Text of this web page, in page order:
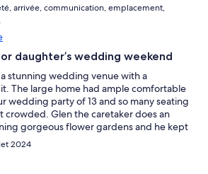
arrivée, communication, emplacement,
daughter’s wedding weekend
stunning wedding venue with a
The large home had ample comfortable
wedding party of 13 and so many seating
crowded. Glen the caretaker does an
gorgeous flower gardens and he kept
also made check-in and check-out very
tent for the catered (Juliana’s)
dancing and that area is situated in a
2024